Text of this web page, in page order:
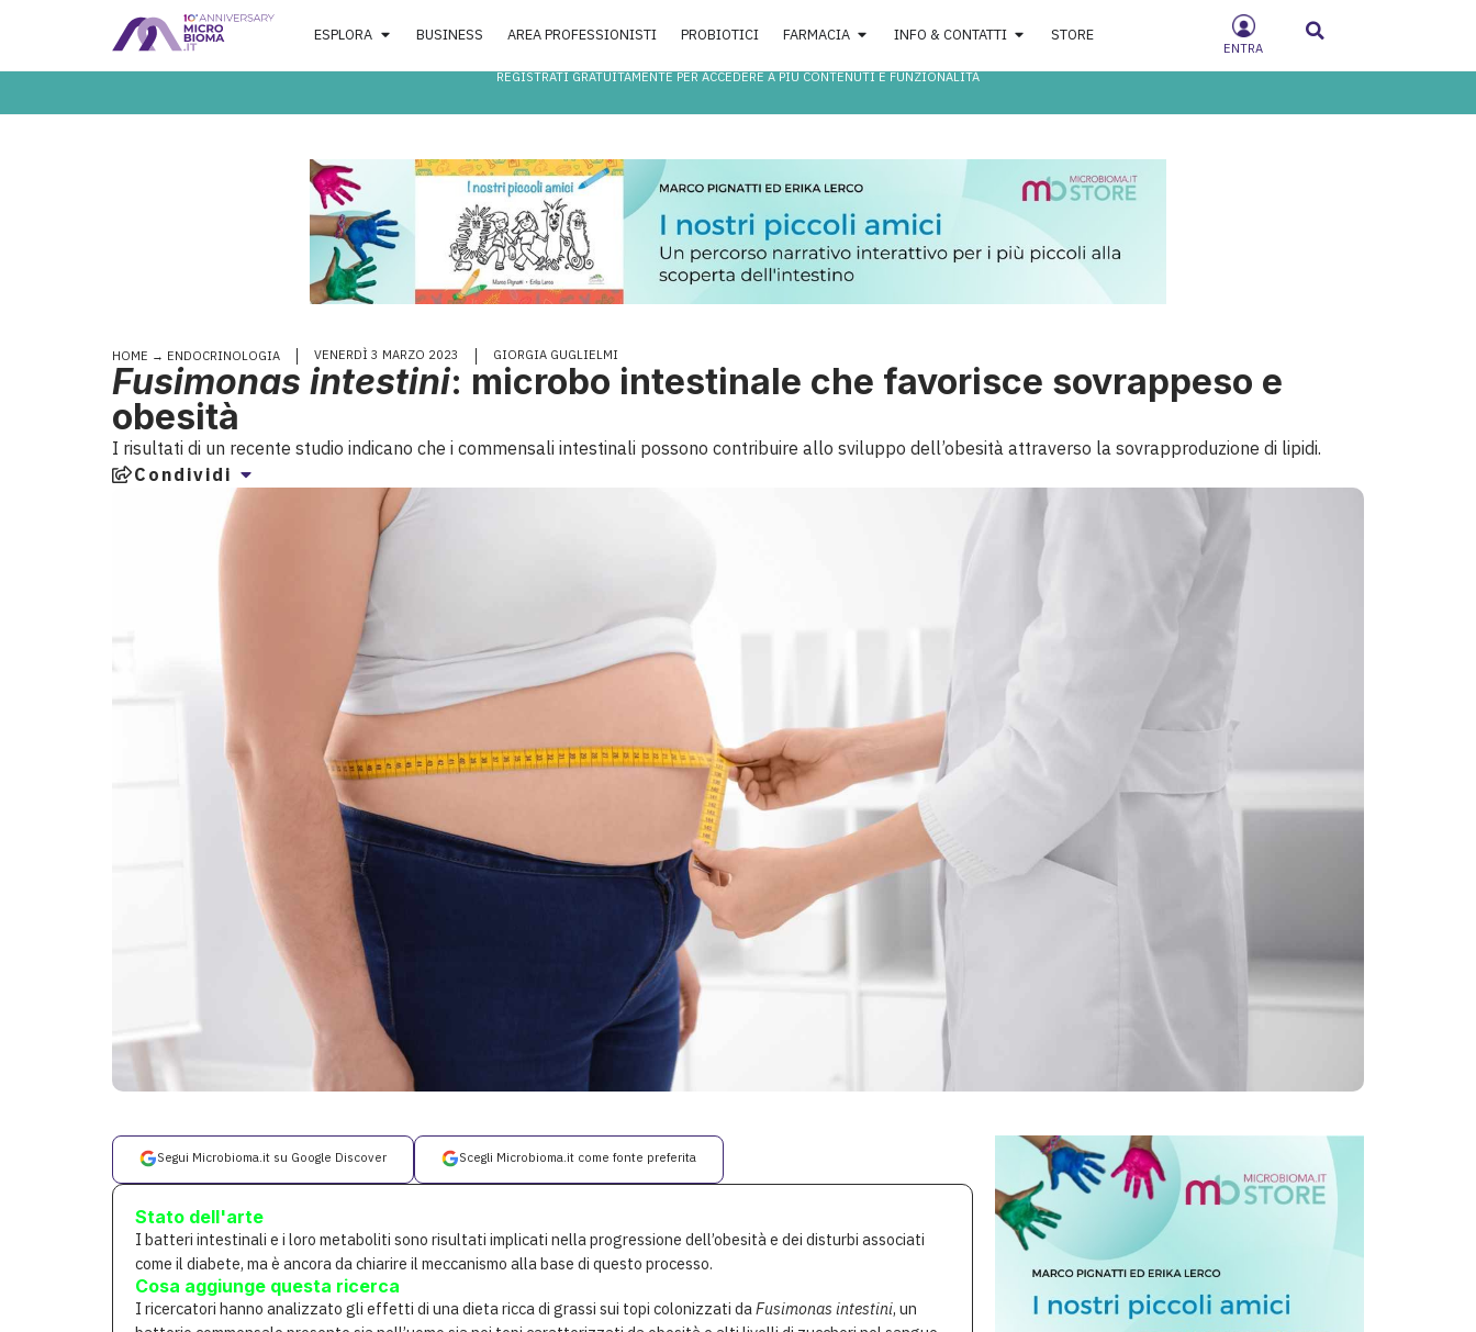
ESPLORA BUSINESS AREA PROFESSIONISTI PROBIOTICI FARMACIA INFO & CONTATTI STORE
ENTRA
REGISTRATI GRATUITAMENTE PER ACCEDERE A PIÙ CONTENUTI E FUNZIONALITÀ
HOME → ENDOCRINOLOGIA VENERDÌ 3 MARZO 2023 GIORGIA GUGLIELMI
Fusimonas intestini: microbo intestinale che favorisce sovrappeso e
obesità
I risultati di un recente studio indicano che i commensali intestinali possono contribuire allo sviluppo dell’obesità attraverso la sovrapproduzione di lipidi.
Condividi
Segui Microbioma.it su Google Discover Scegli Microbioma.it come fonte preferita
Stato dell'arte
I batteri intestinali e i loro metaboliti sono risultati implicati nella progressione dell’obesità e dei disturbi associati
come il diabete, ma è ancora da chiarire il meccanismo alla base di questo processo.
Cosa aggiunge questa ricerca
I ricercatori hanno analizzato gli effetti di una dieta ricca di grassi sui topi colonizzati daFusimonas intestini, un